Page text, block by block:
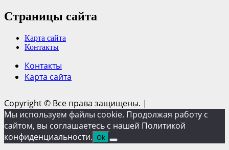
Страницы сайта
Карта сайта
Контакты
Контакты
Карта сайта
Copyright © Все права защищены. |
Мы используем файлы cookie. Продолжая работу с
сайтом, вы соглашаетесь с нашей Политикой
конфиденциальности. Ok